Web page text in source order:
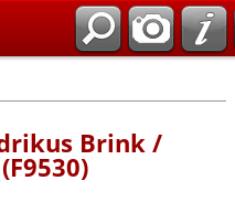
Brink /